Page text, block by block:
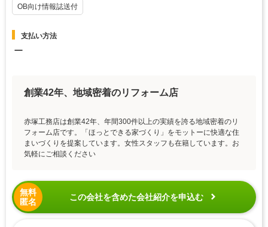
OB向け情報誌送付
支払い方法
ー
創業42年、地域密着のリフォーム店
赤塚工務店は創業42年、年間300件以上の実績を誇る地域密着のリ
フォーム店です。「ほっとできる家づくり」をモットーに快適な住
まいづくりを提案しています。女性スタッフも在籍しています。お
気軽にご相談ください
無料
匿名
この会社を含めた会社紹介を申込む